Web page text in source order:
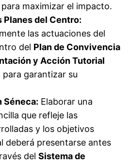
para maximizar el impacto.
Planes del Centro:
las actuaciones del
del Plan de Convivencia
y Acción Tutorial
garantizar su
Séneca: Elaborar una
que refleje las
y los objetivos
deberá presentarse antes
del Sistema de